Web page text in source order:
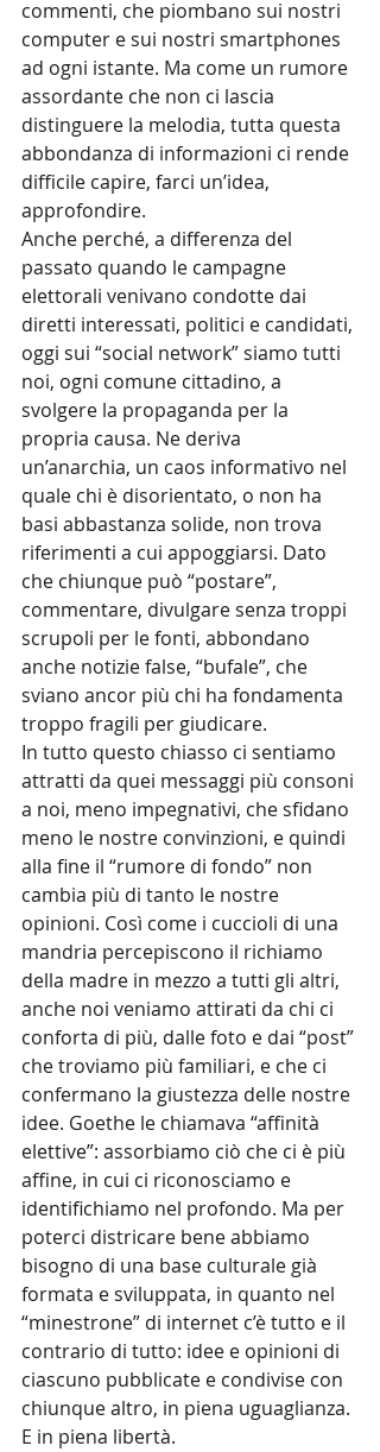
commenti, che piombano sui nostri
computer e sui nostri smartphones
ad ogni istante. Ma come un rumore
assordante che non ci lascia
distinguere la melodia, tutta questa
abbondanza di informazioni ci rende
difficile capire, farci un’idea,
approfondire.
Anche perché, a differenza del
passato quando le campagne
elettorali venivano condotte dai
diretti interessati, politici e candidati,
oggi sui “social network” siamo tutti
noi, ogni comune cittadino, a
svolgere la propaganda per la
propria causa. Ne deriva
un’anarchia, un caos informativo nel
quale chi è disorientato, o non ha
basi abbastanza solide, non trova
riferimenti a cui appoggiarsi. Dato
che chiunque può “postare”,
commentare, divulgare senza troppi
scrupoli per le fonti, abbondano
anche notizie false, “bufale”, che
sviano ancor più chi ha fondamenta
troppo fragili per giudicare.
In tutto questo chiasso ci sentiamo
attratti da quei messaggi più consoni
a noi, meno impegnativi, che sfidano
meno le nostre convinzioni, e quindi
alla fine il “rumore di fondo” non
cambia più di tanto le nostre
opinioni. Così come i cuccioli di una
mandria percepiscono il richiamo
della madre in mezzo a tutti gli altri,
anche noi veniamo attirati da chi ci
conforta di più, dalle foto e dai “post”
che troviamo più familiari, e che ci
confermano la giustezza delle nostre
idee. Goethe le chiamava “affinità
elettive”: assorbiamo ciò che ci è più
affine, in cui ci riconosciamo e
identifichiamo nel profondo. Ma per
poterci districare bene abbiamo
bisogno di una base culturale già
formata e sviluppata, in quanto nel
“minestrone” di internet c’è tutto e il
contrario di tutto: idee e opinioni di
ciascuno pubblicate e condivise con
chiunque altro, in piena uguaglianza.
E in piena libertà.